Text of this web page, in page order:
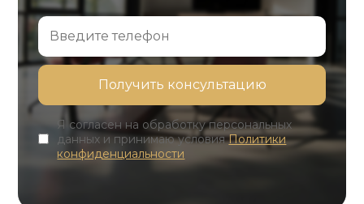
Я согласен на обработку персональных
данных и принимаю условияПолитики
конфиденциальности